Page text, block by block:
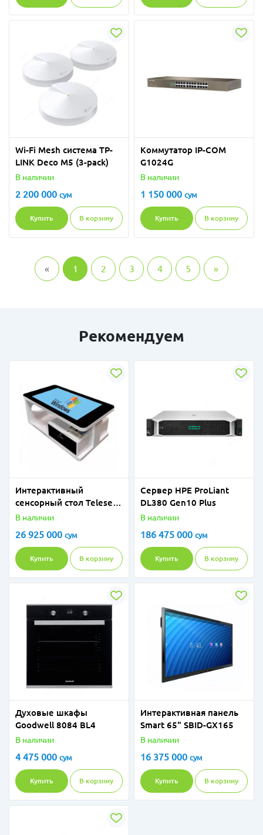
Wi-Fi Mesh система TP-
LINK Deco M5 (3-pack)
В наличии
2 200 000 сум
Купить В корзину
Коммутатор IP-COM
G1024G
В наличии
1 150 000 сум
Купить В корзину
« 1 2 3 4 5 »
Рекомендуем
Интерактивный
сенсорный стол Teleset
TTI-55C
В наличии
26 925 000 сум
Купить В корзину
Сервер HPE ProLiant
DL380 Gen10 Plus
В наличии
186 475 000 сум
Купить В корзину
Духовые шкафы
Goodwell 8084 BL4
В наличии
4 475 000 сум
Купить В корзину
Интерактивная панель
Smart 65" SBID-GX165
В наличии
16 375 000 сум
Купить В корзину